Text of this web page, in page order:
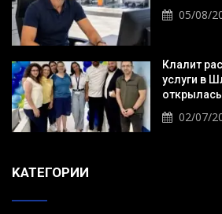
05/08/
Клалит
услуги в
02/07/
KАТЕГОРИИ